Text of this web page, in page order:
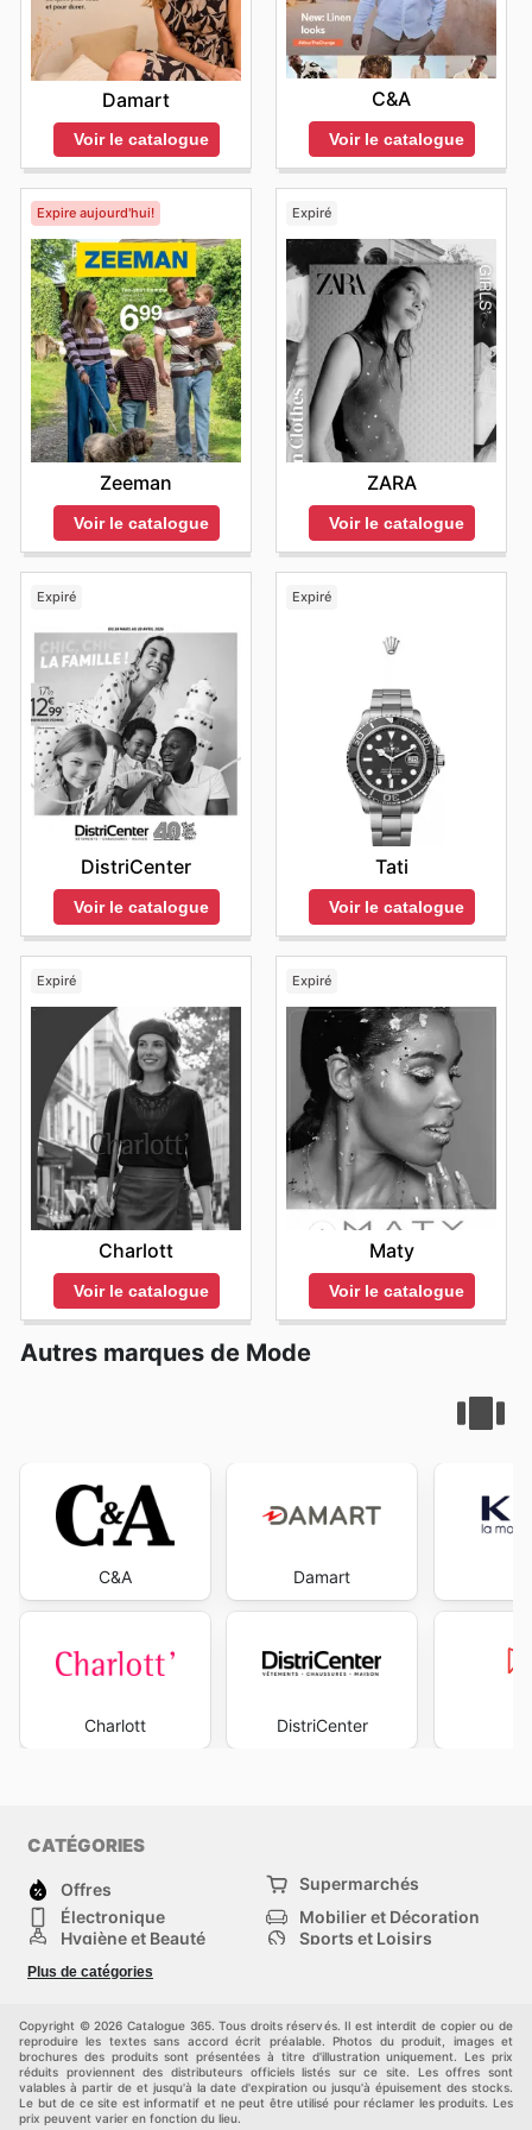
Damart
Voir le catalogue
C&A
Voir le catalogue
Expire aujourd'hui!
Zeeman
Voir le catalogue
Expiré
ZARA
Voir le catalogue
Expiré
DistriCenter
Voir le catalogue
Expiré
Tati
Voir le catalogue
Expiré
Charlott
Voir le catalogue
Expiré
Maty
Voir le catalogue
Autres marques de Mode
C&A
Charlott
Damart
DistriCenter
CATÉGORIES
Offres
Supermarchés
Électronique
Mobilier et Décoration
Hygiène et Beauté
Sports et Loisirs
Mode
Bricolage, jardin et
Plus de catégories
Copyright © 2026 Catalogue 365. Tous droits réservés. Il est interdit de copier ou de
reproduire les textes sans accord écrit préalable. Photos du produit, images et
brochures des produits sont présentées à titre d'illustration uniquement. Les prix
réduits proviennent des distributeurs officiels listés sur ce site. Les offres sont
valables à partir de et jusqu'à la date d'expiration ou jusqu'à épuisement des stocks.
Le but de ce site est informatif et ne peut être utilisé pour réclamer les produits. Les
prix peuvent varier en fonction du lieu.